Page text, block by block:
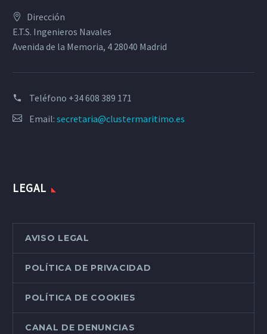
Dirección
E.T.S. Ingenieros Navales
Avenida de la Memoria, 4 28040 Madrid
Teléfono +34 608 389 171
Email: secretaria@clustermaritimo.es
LEGAL
AVISO LEGAL
POLÍTICA DE PRIVACIDAD
POLÍTICA DE COOKIES
CANAL DE DENUNCIAS